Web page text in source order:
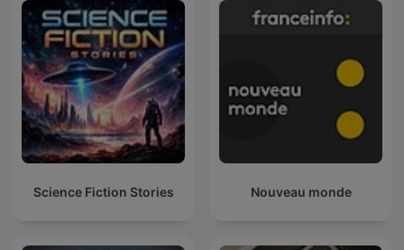
Science Fiction Stories Nouveau monde